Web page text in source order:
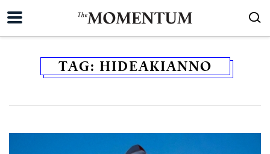
TAG: HIDEAKIANNO